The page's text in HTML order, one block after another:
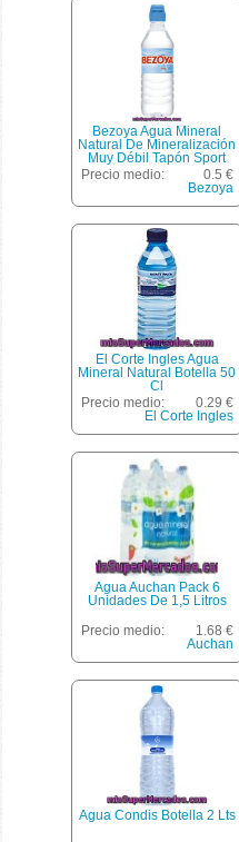
Bezoya Agua Mineral
Natural De Mineralización
Muy Débil Tapón Sport
Botella 50 Cl
Precio medio:
0.5 €
Bezoya
El Corte Ingles Agua
Mineral Natural Botella 50
Cl
Precio medio:
0.29 €
El Corte Ingles
Agua Auchan Pack 6
Unidades De 1,5 Litros
Precio medio:
1.68 €
Auchan
Agua Condis Botella 2 Lts